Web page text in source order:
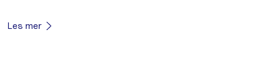
Les mer